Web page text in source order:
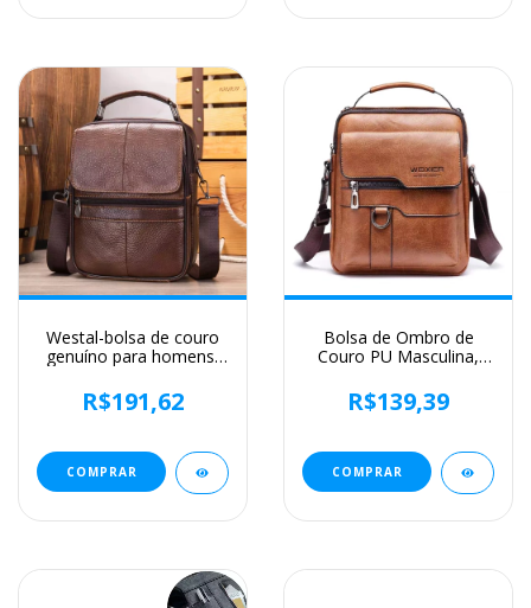
Westal-bolsa de couro
genuíno para homens,
mensageiro
R$191,62
COMPRAR
Bolsa de Ombro de
Couro PU Masculina,
Business Flap,
Mensageiro Sólido
Viagem, iPad, 9.7 ",
iPad, Brand
R$139,39
COMPRAR